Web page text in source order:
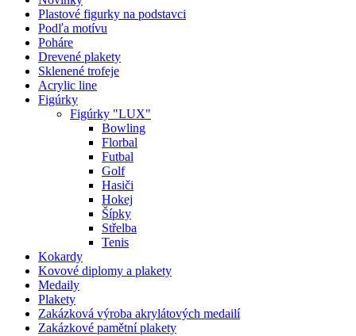
Plastové figurky na podstavci
Podľa motívu
Poháre
Drevené plakety
Sklenené trofeje
Acrylic line
Figúrky
Figúrky "LUX"
Bowling
Florbal
Futbal
Golf
Hasiči
Hokej
Šípky
Střelba
Tenis
Kokardy
Kovové diplomy a plakety
Medaily
Plakety
Zakázková výroba akrylátových medailí
Zakázkové pamětní plakety